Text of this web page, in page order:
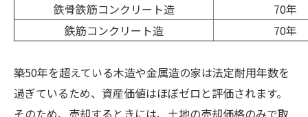
鉄骨鉄筋コンクリート造
70年
鉄筋コンクリート造
70年
築50年を超えている木造や金属造の家は法定耐用年数を
過ぎているため、資産価値はほぼゼロと評価されます。
そのため、売却するときには、土地の売却価格のみで取